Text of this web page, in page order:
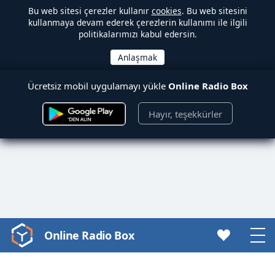
Bu web sitesi çerezler kullanır cookies. Bu web sitesini
kullanmaya devam ederek çerezlerin kullanımı ile ilgili
politikalarımızı kabul edersin.
Ücretsiz mobil uygulamayı yükle Online Radio Box
Hayır, teşekkürler
Video
Player
Online Radio Box